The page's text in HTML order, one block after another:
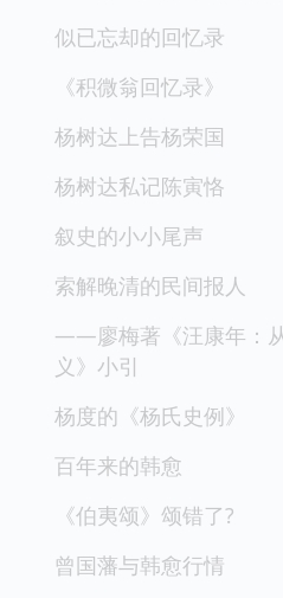
似已忘却的回忆录
《积微翁回忆录》
杨树达上告杨荣国
杨树达私记陈寅恪
叙史的小小尾声
索解晚清的民间报人
——廖梅著《汪康年：
义》小引
杨度的《杨氏史例》
百年来的韩愈
《伯夷颂》颂错了?
曾国藩与韩愈行情